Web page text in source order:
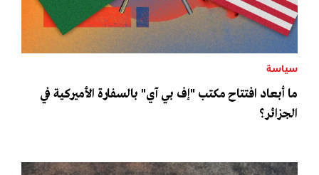
سياسة
ما أبعاد افتتاح مكتب "إف بي آي" بالسفارة الأميركية في
الجزائر؟